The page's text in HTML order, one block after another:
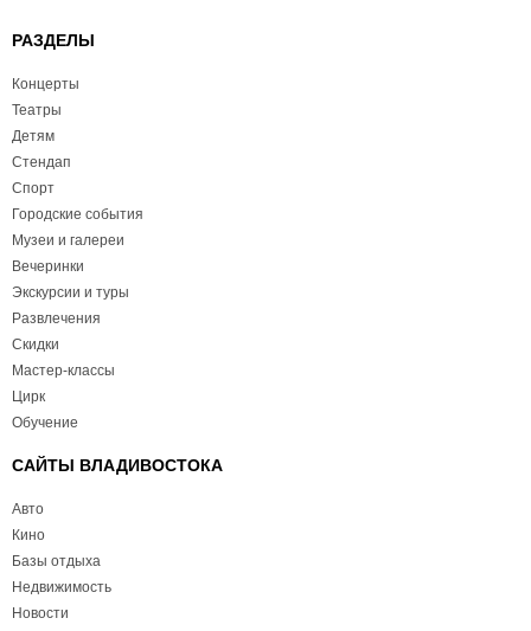
РАЗДЕЛЫ
Концерты
Театры
Детям
Стендап
Спорт
Городские события
Музеи и галереи
Вечеринки
Экскурсии и туры
Развлечения
Скидки
Мастер-классы
Цирк
Обучение
САЙТЫ ВЛАДИВОСТОКА
Авто
Кино
Базы отдыха
Недвижимость
Новости